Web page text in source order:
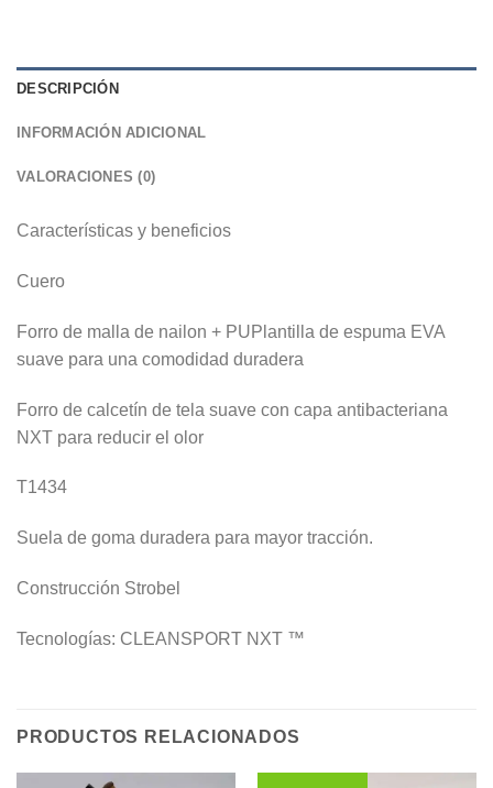
DESCRIPCIÓN
INFORMACIÓN ADICIONAL
VALORACIONES (0)
Características y beneficios
Cuero
Forro de malla de nailon + PUPlantilla de espuma EVA
suave para una comodidad duradera
Forro de calcetín de tela suave con capa antibacteriana
NXT para reducir el olor
T1434
Suela de goma duradera para mayor tracción.
Construcción Strobel
Tecnologías: CLEANSPORT NXT ™
PRODUCTOS RELACIONADOS